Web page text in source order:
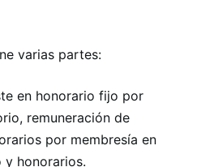
varias partes:
en honorario fijo por
remuneración de
por membresía en
honorarios.